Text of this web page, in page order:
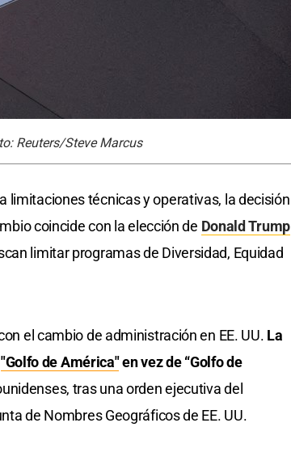
Reuters/Steve Marcus
limitaciones técnicas y operativas, la decisión
coincide con la elección de Donald Trump
limitar programas de Diversidad, Equidad
el cambio de administración en EE. UU. La
"Golfo de América"en vez de “Golfo de
tras una orden ejecutiva del
de Nombres Geográficos de EE. UU.